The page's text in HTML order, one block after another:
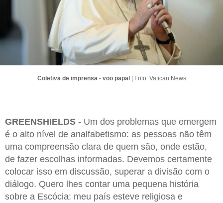
Coletiva de imprensa - voo papal | Foto: Vatican News
GREENSHIELDS - Um dos problemas que emergem
é o alto nível de analfabetismo: as pessoas não têm
uma compreensão clara de quem são, onde estão,
de fazer escolhas informadas. Devemos certamente
colocar isso em discussão, superar a divisão com o
diálogo. Quero lhes contar uma pequena história
sobre a Escócia: meu país esteve religiosa e